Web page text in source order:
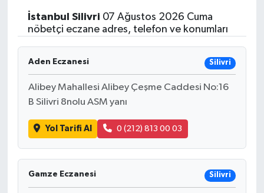
İstanbul Silivri 07 Ağustos 2026 Cuma
nöbetçi eczane adres, telefon ve konumları
Aden Eczanesi Silivri
Alibey Mahallesi Alibey Çeşme Caddesi No:16
B Silivri 8nolu ASM yanı
Yol Tarifi Al 0 (212) 813 00 03
Gamze Eczanesi Silivri